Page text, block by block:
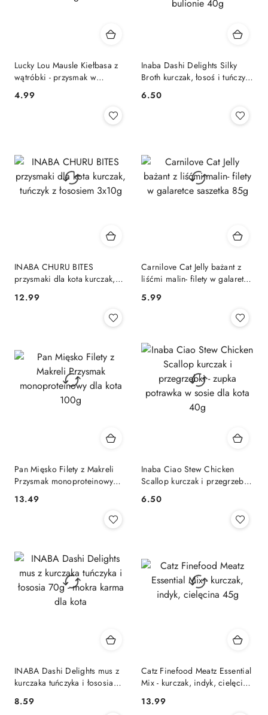
Lucky Lou Mausle Kiełbasa z
wątróbki - przysmak w
Cena:
4.99
Inaba Dashi Delights Silky
Broth kurczak, łosoś i tuńczyk -
dla kota w bulionie 40g
Cena:
6.50
INABA CHURU BITES
przysmaki dla kota kurczak,
Cena:
12.99
Carnilove Cat Jelly bażant z
liśćmi malin- filety w galaretce
Cena:
5.99
Pan Mięsko Filety z Makreli
Przysmak monoproteinowy
Cena:
13.49
Inaba Ciao Stew Chicken
Scallop kurczak i przegrzebki
kota 40g
Cena:
6.50
INABA Dashi Delights mus z
kurczaka tuńczyka i łososia
Cena:
8.59
Catz Finefood Meatz Essential
Mix - kurczak, indyk, cielęcina
Cena:
13.99